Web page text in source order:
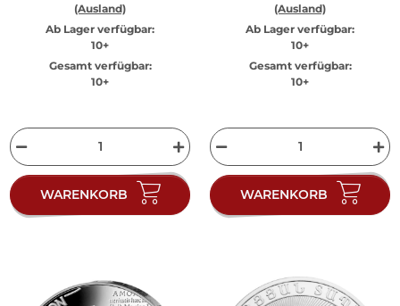
(Ausland)
Ab Lager verfügbar:
10+
Gesamt verfügbar:
10+
WARENKORB
(Ausland)
Ab Lager verfügbar:
10+
Gesamt verfügbar:
10+
WARENKORB